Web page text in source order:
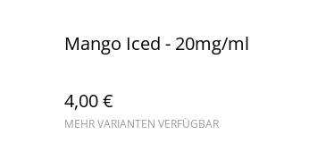
Mango Iced - 20mg/ml
4,00 €
MEHR VARIANTEN VERFÜGBAR